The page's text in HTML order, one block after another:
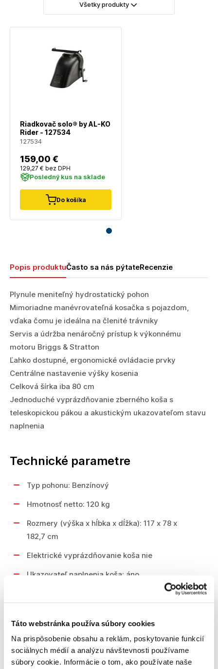
Táto webstránka používa súbory cookies
Na prispôsobenie obsahu a reklám, poskytovanie funkcií
sociálnych médií a analýzu návštevnosti používame
súbory cookie. Informácie o tom, ako používate naše
Všetky produkty
Riadkovač solo® by AL-KO
Rider - 127534
127534
159,00 €
129,27 € bez DPH
Posledný kus na sklade
Do košíka
Popis produktuČasto sa nás pýtateRecenzie
Plynule meniteľný hydrostatický pohon
Mimoriadne manévrovateľná kosačka s pojazdom,
vďaka čomu je ideálna na členité trávniky
Servis a údržba nenáročný prístup k výkonnému
motoru Briggs & Stratton
Ľahko dostupné, ergonomické ovládacie prvky
Centrálne nastavenie výšky kosenia
Celková šírka iba 80 cm
Jednoduché vyprázdňovanie zberného koša s
teleskopickou pákou a akustickým ukazovateľom stavu
naplnenia
Technické parametre
Typ pohonu: Benzínový
Hmotnosť netto: 120 kg
Rozmery (výška x hĺbka x dĺžka): 117 x 78 x
182,7 cm
Elektrické vyprázdňovanie koša nie
Ukazovateľ naplnenia koša: áno
Rýchlosť vpred: max. 6,2 km/h